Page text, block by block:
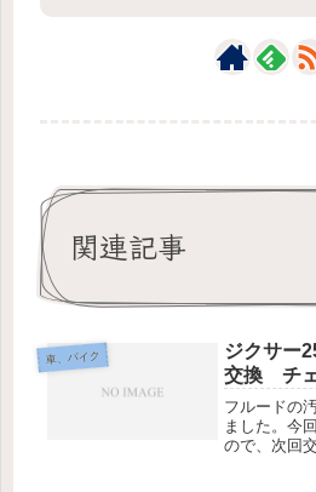
関連記事
車、バイク
ジクサー
交換 チ
フルードの
ました。今
ので、次回